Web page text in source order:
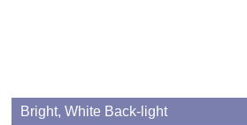
Bright, White Back-light